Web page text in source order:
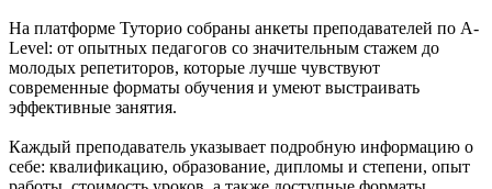
На платформе Туторио собраны анкеты преподавателей по A-
Level: от опытных педагогов со значительным стажем до
молодых репетиторов, которые лучше чувствуют
современные форматы обучения и умеют выстраивать
эффективные занятия.
Каждый преподаватель указывает подробную информацию о
себе: квалификацию, образование, дипломы и степени, опыт